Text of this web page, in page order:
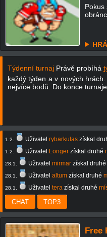
Pokus
Týdenní turnaj Právě probíhá
každý týden a v nových
nejvíce bodů. Do konce
Free